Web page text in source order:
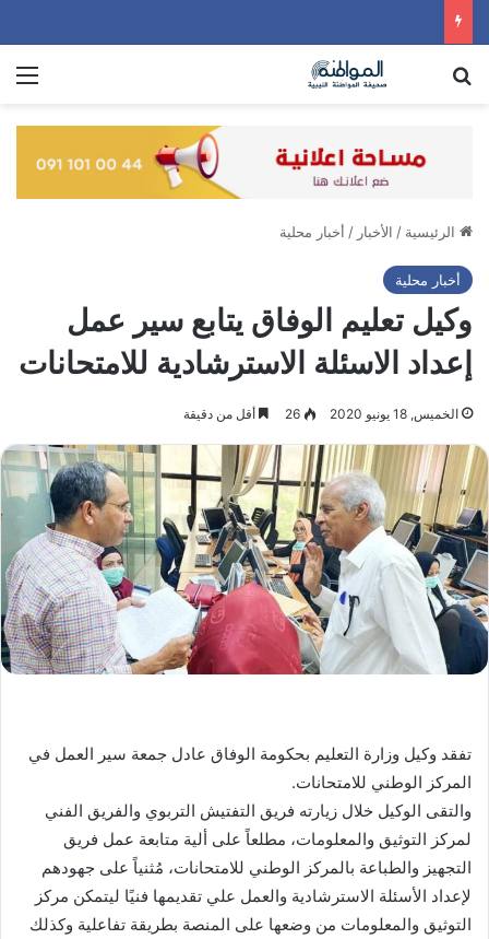
الرئيسية / الأخبار / أخبار محلية
أخبار محلية
وكيل تعليم الوفاق يتابع سير عمل
إعداد الاسئلة الاسترشادية للامتحانات
الخميس, 18 يونيو 2020 26 أقل من دقيقة
تفقد وكيل وزارة التعليم بحكومة الوفاق عادل جمعة سير العمل في
المركز الوطني للامتحانات.
والتقى الوكيل خلال زيارته فريق التفتيش التربوي والفريق الفني
لمركز التوثيق والمعلومات، مطلعاً على ألية متابعة عمل فريق
التجهيز والطباعة بالمركز الوطني للامتحانات، مُثنياً على جهودهم
لإعداد الأسئلة الاسترشادية والعمل علي تقديمها فنيًا ليتمكن مركز
التوثيق والمعلومات من وضعها على المنصة بطريقة تفاعلية وكذلك